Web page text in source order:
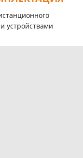
устройствaми